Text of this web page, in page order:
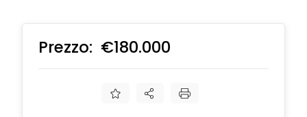
Prezzo: €180.000